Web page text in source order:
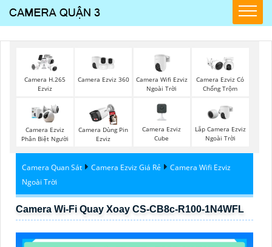
Camera H.265
Ezviz
Camera Ezviz 360
Camera Wifi Ezviz
Ngoài Trời
Camera Ezviz Có
Chống Trộm
Camera Ezviz
Phân Biệt Người
Camera Dùng Pin
Ezviz
Camera Ezviz
Cube
Lắp Camera Ezviz
Ngoài Trời
Camera Quan Sát Camera Ezviz Giá Rẻ
Camera Wifi Ezviz
Ngoài Trời
Camera Wi-Fi Quay Xoay CS-CB8c-R100-1N4WFL